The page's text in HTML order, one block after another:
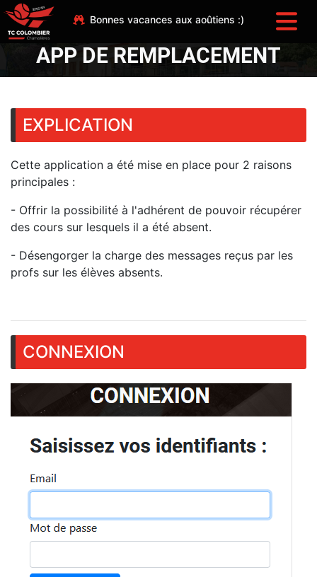
Bonnes vacances aux aoûtiens :)
APP DE REMPLACEMENT
EXPLICATION
Cette application a été mise en place pour 2 raisons
principales :
- Offrir la possibilité à l'adhérent de pouvoir récupérer
des cours sur lesquels il a été absent.
- Désengorger la charge des messages reçus par les
profs sur les élèves absents.
CONNEXION